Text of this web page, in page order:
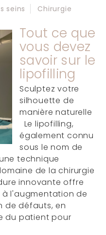
seins
Chirurgie
Tout ce que
vous devez
savoir sur le
lipofilling
Sculptez votre
silhouette de
manière naturelle
Le lipofilling,
également connu
sous le nom de
technique
de la chirurgie
innovante offre
l'augmentation de
de défauts, en
du patient pour